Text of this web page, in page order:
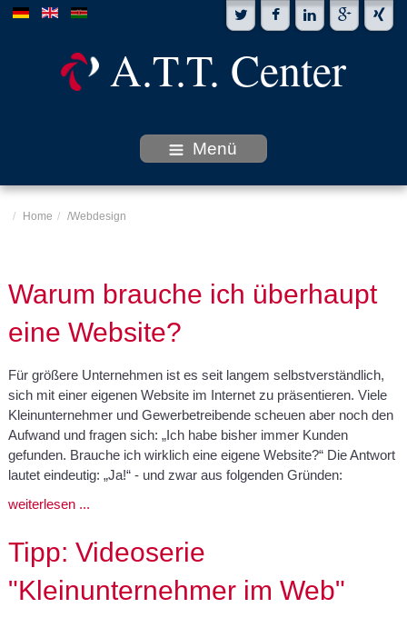
A.T.T. Center
Menü
Home /Webdesign
Warum brauche ich überhaupt
eine Website?
Für größere Unternehmen ist es seit langem selbstverständlich,
sich mit einer eigenen Website im Internet zu präsentieren. Viele
Kleinunternehmer und Gewerbetreibende scheuen aber noch den
Aufwand und fragen sich: „Ich habe bisher immer Kunden
gefunden. Brauche ich wirklich eine eigene Website?“ Die Antwort
lautet eindeutig: „Ja!“ - und zwar aus folgenden Gründen:
weiterlesen ...
Tipp: Videoserie
"Kleinunternehmer im Web"